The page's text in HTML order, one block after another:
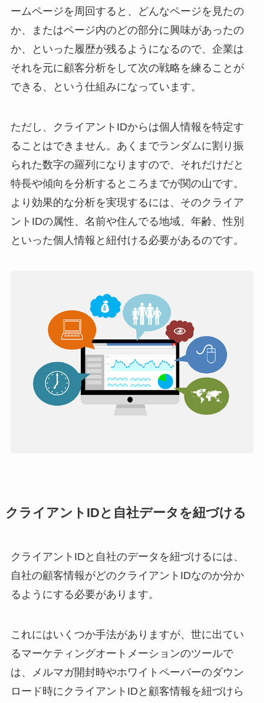
ームページを周回すると、どんなページを見たの
か、またはページ内のどの部分に興味があったの
か、といった履歴が残るようになるので、企業は
それを元に顧客分析をして次の戦略を練ることが
できる、という仕組みになっています。
ただし、クライアントIDからは個人情報を特定す
ることはできません。あくまでランダムに割り振
られた数字の羅列になりますので、それだけだと
特長や傾向を分析するところまでが関の山です。
より効果的な分析を実現するには、そのクライア
ントIDの属性、名前や住んでる地域、年齢、性別
といった個人情報と紐付ける必要があるのです。
クライアントIDと自社データを紐づける
クライアントIDと自社のデータを紐づけるには、
自社の顧客情報がどのクライアントIDなのか分か
るようにする必要があります。
これにはいくつか手法がありますが、世に出てい
るマーケティングオートメーションのツールで
は、メルマガ開封時やホワイトペーパーのダウン
ロード時にクライアントIDと顧客情報を紐づけら